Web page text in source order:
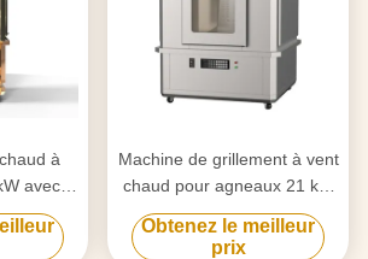
à
avec
Machine de grillement à vent
chaud pour agneaux 21 kW
Four industriel avec porte en
verre
Obtenez le meilleur
prix